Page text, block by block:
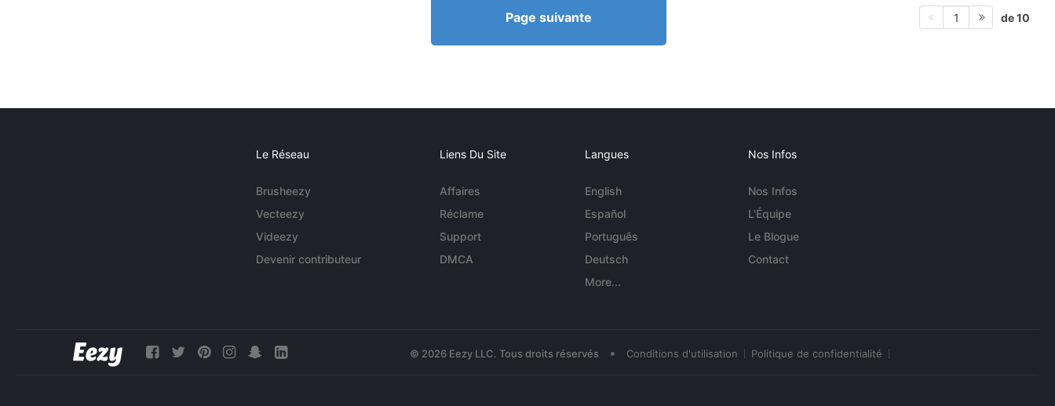
Page suivante 1 de 10
Le Réseau
Brusheezy
Vecteezy
Videezy
Devenir contributeur
Liens Du Site
Affaires
Réclame
Support
DMCA
Langues
English
Español
Português
Deutsch
More...
Nos Infos
Nos Infos
L'Équipe
Le Blogue
Contact
© 2026 Eezy LLC. Tous droits réservés • Conditions d'utilisation Politique de confidentialité